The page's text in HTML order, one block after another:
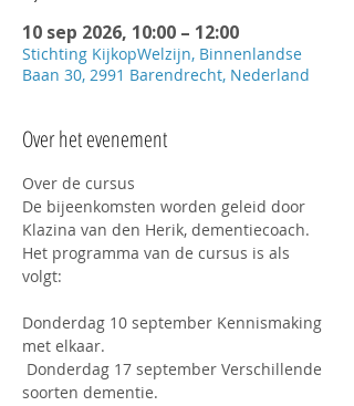
10 sep 2026, 10:00 – 12:00
Stichting KijkopWelzijn, Binnenlandse
Baan 30, 2991 Barendrecht, Nederland
Over het evenement
Over de cursus
De bijeenkomsten worden geleid door
Klazina van den Herik, dementiecoach.
Het programma van de cursus is als
volgt:
Donderdag 10 september Kennismaking
met elkaar.
Donderdag 17 september Verschillende
soorten dementie.